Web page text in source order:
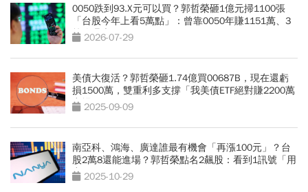
0050跌到93.X元可以買？郭哲榮砸1億元掃1100張
「台股今年上看5萬點」：曾靠0050年賺1151萬、3
策略曝光
2026-07-29
美債大復活？郭哲榮砸1.74億買00687B，現在還虧
損1500萬，雙重利多支撐「我美債ETF絕對賺2200萬
出場」
2025-09-09
南亞科、鴻海、廣達誰最有機會「再漲100元」？台
股2萬8還能進場？郭哲榮點名2飆股：看到1訊號「用
力買」
2025-10-29